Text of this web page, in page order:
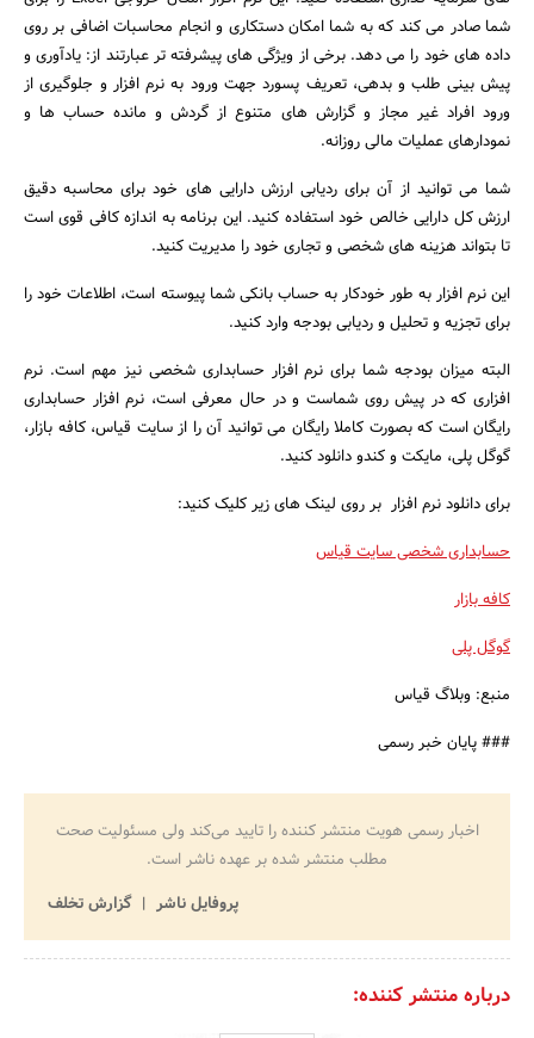
شما صادر می کند که به شما امکان دستکاری و انجام محاسبات اضافی بر روی
داده های خود را می دهد. برخی از ویژگی های پیشرفته تر عبارتند از: یادآوری و
پیش بینی طلب و بدهی، تعریف پسورد جهت ورود به نرم افزار و جلوگیری از
ورود افراد غیر مجاز و گزارش های متنوع از گردش و مانده حساب ها و
نمودارهای عملیات مالی روزانه.
شما می توانید از آن برای ردیابی ارزش دارایی های خود برای محاسبه دقیق
ارزش کل دارایی خالص خود استفاده کنید. این برنامه به اندازه کافی قوی است
تا بتواند هزینه های شخصی و تجاری خود را مدیریت کنید.
این نرم افزار به طور خودکار به حساب بانکی شما پیوسته است، اطلاعات خود را
برای تجزیه و تحلیل و ردیابی بودجه وارد کنید.
البته میزان بودجه شما برای نرم افزار حسابداری شخصی نیز مهم است. نرم
افزاری که در پیش روی شماست و در حال معرفی است، نرم افزار حسابداری
رایگان است که بصورت کاملا رایگان می توانید آن را از سایت قیاس، کافه بازار،
گوگل پلی، مایکت و کندو دانلود کنید.
برای دانلود نرم افزار بر روی لینک های زیر کلیک کنید:
حسابداری شخصی سایت قیاس
کافه بازار
گوگل پلی
منبع: وبلاگ قیاس
### پایان خبر رسمی
اخبار رسمی هویت منتشر کننده را تایید می‌کند ولی مسئولیت صحت
مطلب منتشر شده بر عهده ناشر است.
پروفایل ناشر
گزارش تخلف
درباره منتشر کننده: